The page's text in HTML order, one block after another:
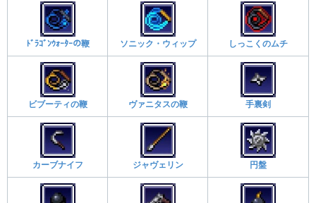
ﾄﾞﾗｺﾞﾝｳｫｰﾀｰの鞭 ソニック・ウィップ しっこくのムチ
ビブーティの鞭 ヴァニタスの鞭 手裏剣
カーブナイフ ジャヴェリン 円盤